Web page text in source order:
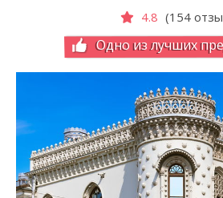
4.8 (154
Одно из лучших